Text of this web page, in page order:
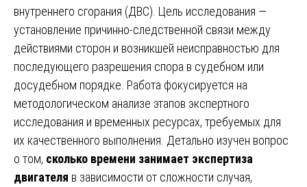
внутреннего сгорания (ДВС). Цель исследования —
установление причинно-следственной связи между
действиями сторон и возникшей неисправностью для
последующего разрешения спора в судебном или
досудебном порядке. Работа фокусируется на
методологическом анализе этапов экспертного
исследования и временных ресурсах, требуемых для
их качественного выполнения. Детально изучен вопрос
о том, сколько времени занимает экспертиза
двигателя в зависимости от сложности случая,